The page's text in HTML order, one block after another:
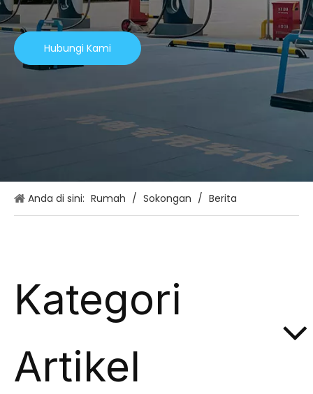
Hubungi Kami
Anda di sini: Rumah / Sokongan / Berita
Kategori
Artikel